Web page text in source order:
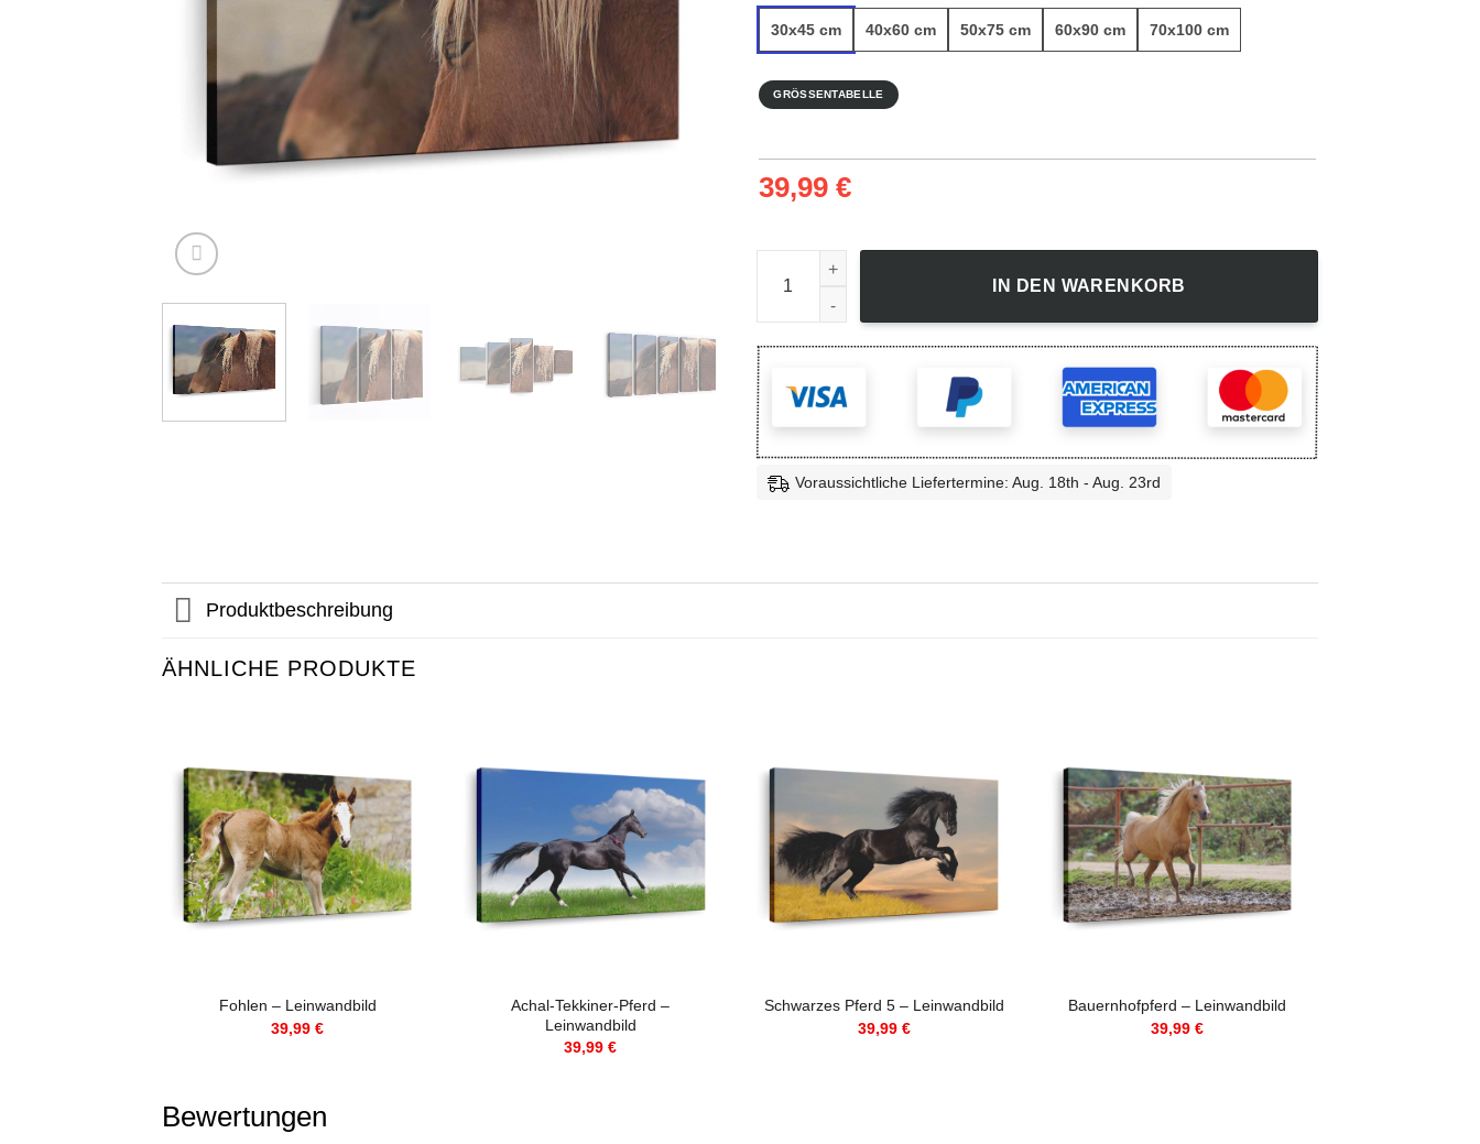
30x45 cm 40x60 cm 50x75 cm 60x90 cm 70x100 cm
GRÖSSENTABELLE
39,99 €
Wildpferde Bulgarien - Leinwandbild Menge
IN DEN WARENKORB
Voraussichtliche Liefertermine: Aug. 18th - Aug. 23rd
Produktbeschreibung
ÄHNLICHE PRODUKTE
Fohlen – Leinwandbild
39,99€
Achal-Tekkiner-Pferd –
Leinwandbild
39,99€
Schwarzes Pferd 5 – Leinwandbild
39,99 €
Bauernhofpferd – Leinwandbild
39,99 €
Bewertungen